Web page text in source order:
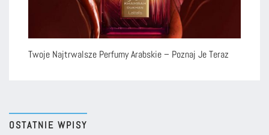
Twoje Najtrwalsze Perfumy Arabskie – Poznaj Je Teraz
OSTATNIE WPISY